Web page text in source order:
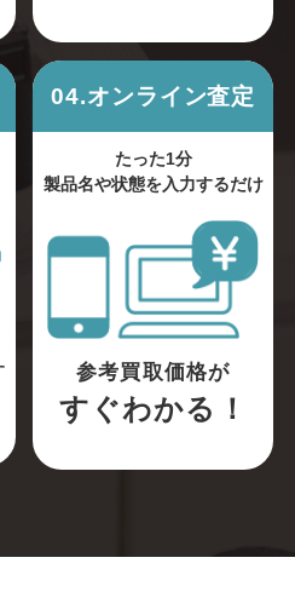
04.オンライン査定
たった1分
製品名や状態を入力するだけ
参考買取価格が
すぐわかる！